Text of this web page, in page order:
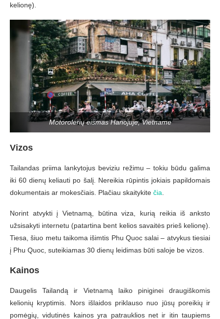
kelionę).
Motorolerių eismas Hanojuje, Vietname
Vizos
Tailandas priima lankytojus beviziu režimu – tokiu būdu galima
iki 60 dienų keliauti po šalį. Nereikia rūpintis jokiais papildomais
dokumentais ar mokesčiais. Plačiau skaitykite čia.
Norint atvykti į Vietnamą, būtina viza, kurią reikia iš anksto
užsisakyti internetu (patartina bent kelios savaitės prieš kelionę).
Tiesa, šiuo metu taikoma išimtis Phu Quoc salai – atvykus tiesiai
į Phu Quoc, suteikiamas 30 dienų leidimas būti saloje be vizos.
Kainos
Daugelis Tailandą ir Vietnamą laiko piniginei draugiškomis
kelionių kryptimis. Nors išlaidos priklauso nuo jūsų poreikių ir
pomėgių, vidutinės kainos yra patrauklios net ir itin taupiems